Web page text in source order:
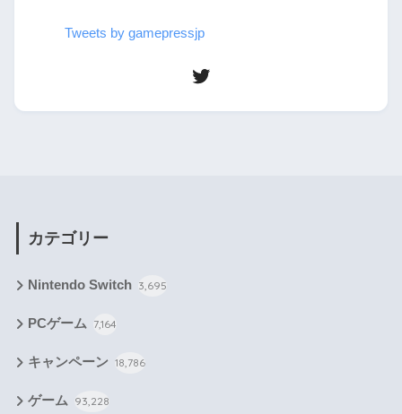
Tweets by gamepressjp
カテゴリー
Nintendo Switch 3,695
PCゲーム 7,164
キャンペーン 18,786
ゲーム 93,228